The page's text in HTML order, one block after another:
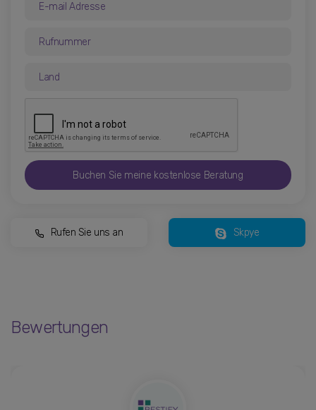
Buchen Sie meine kostenlose Beratung
Rufen Sie uns an Skpye
Bewertungen